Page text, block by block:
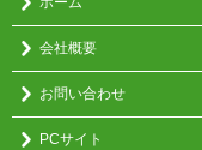
会社概要
お問い合わせ
PCサイト